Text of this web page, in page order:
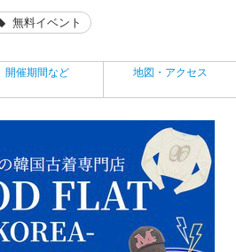
無料イベント
開催期間など 地図・アクセス